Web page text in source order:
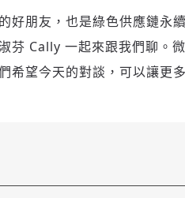
好朋友，也是綠色供應鏈永
芬 Cally 一起來跟我們聊。
希望今天的對談，可以讓